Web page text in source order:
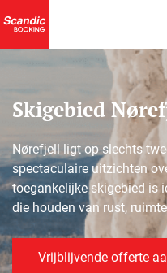
Skigebied
Nørefjell ligt op slechts
spectaculaire uitzichten
toegankelijke skigebied is
die houden van rust,
Vrijblijvende offerte